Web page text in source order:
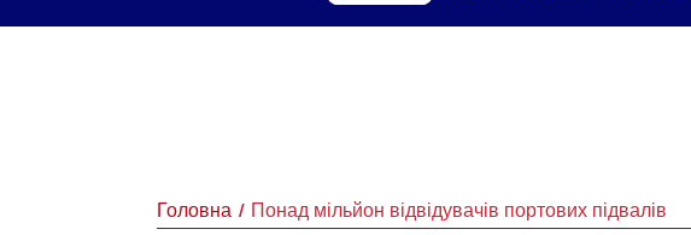
Головна Понад мільйон відвідувачів портових підвалів